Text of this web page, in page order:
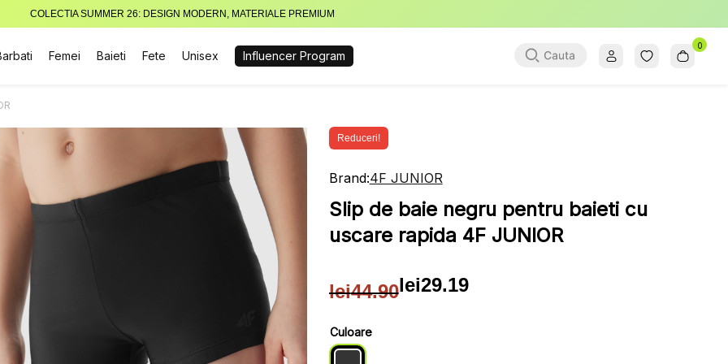
COLECTIA SUMMER 26: DESIGN MODERN, MATERIALE PREMIUM
Femei Baieti Fete Unisex Influencer Program
0
Reduceri!
Brand:4F JUNIOR
Slip de baie negru pentru baieti cu
uscare rapida 4F JUNIOR
lei44.90
Prețul
a
lei29.19
Prețul
este:
Culoare